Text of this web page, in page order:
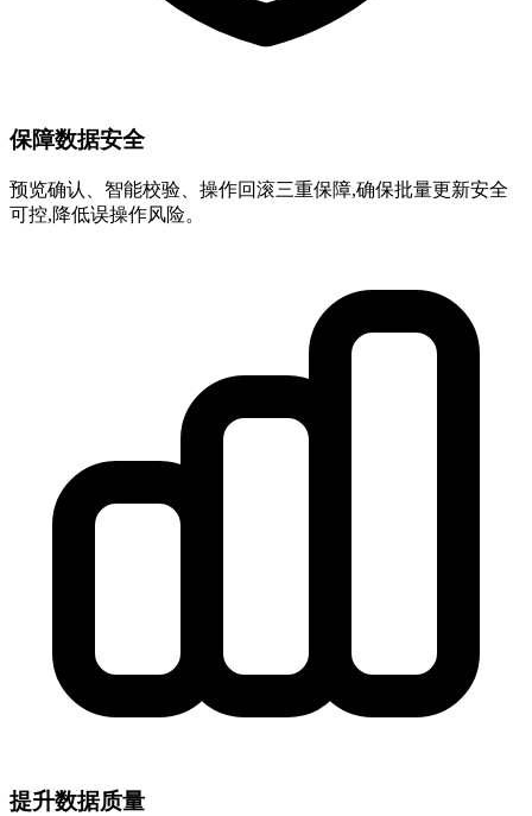
保障数据安全
预览确认、智能校验、操作回滚三重保障,确保批量更新安全
可控,降低误操作风险。
提升数据质量